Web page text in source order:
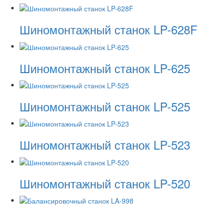
Шиномонтажный станок LP-628F
Шиномонтажный станок LP-625
Шиномонтажный станок LP-525
Шиномонтажный станок LP-523
Шиномонтажный станок LP-520